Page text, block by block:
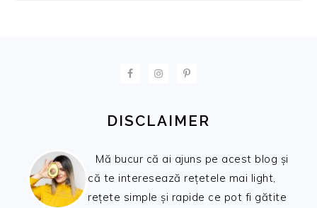
DISCLAIMER
Mă bucur că ai ajuns pe acest blog și
că te interesează rețetele mai light,
rețete simple și rapide ce pot fi gătite